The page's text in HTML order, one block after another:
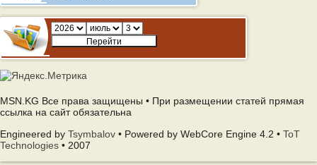
MSN.KG Все права защищены • При размещении статей прямая
ссылка на сайт обязательна
Engineered by Tsymbalov • Powered by WebCore Engine 4.2 • ToT
Technologies • 2007